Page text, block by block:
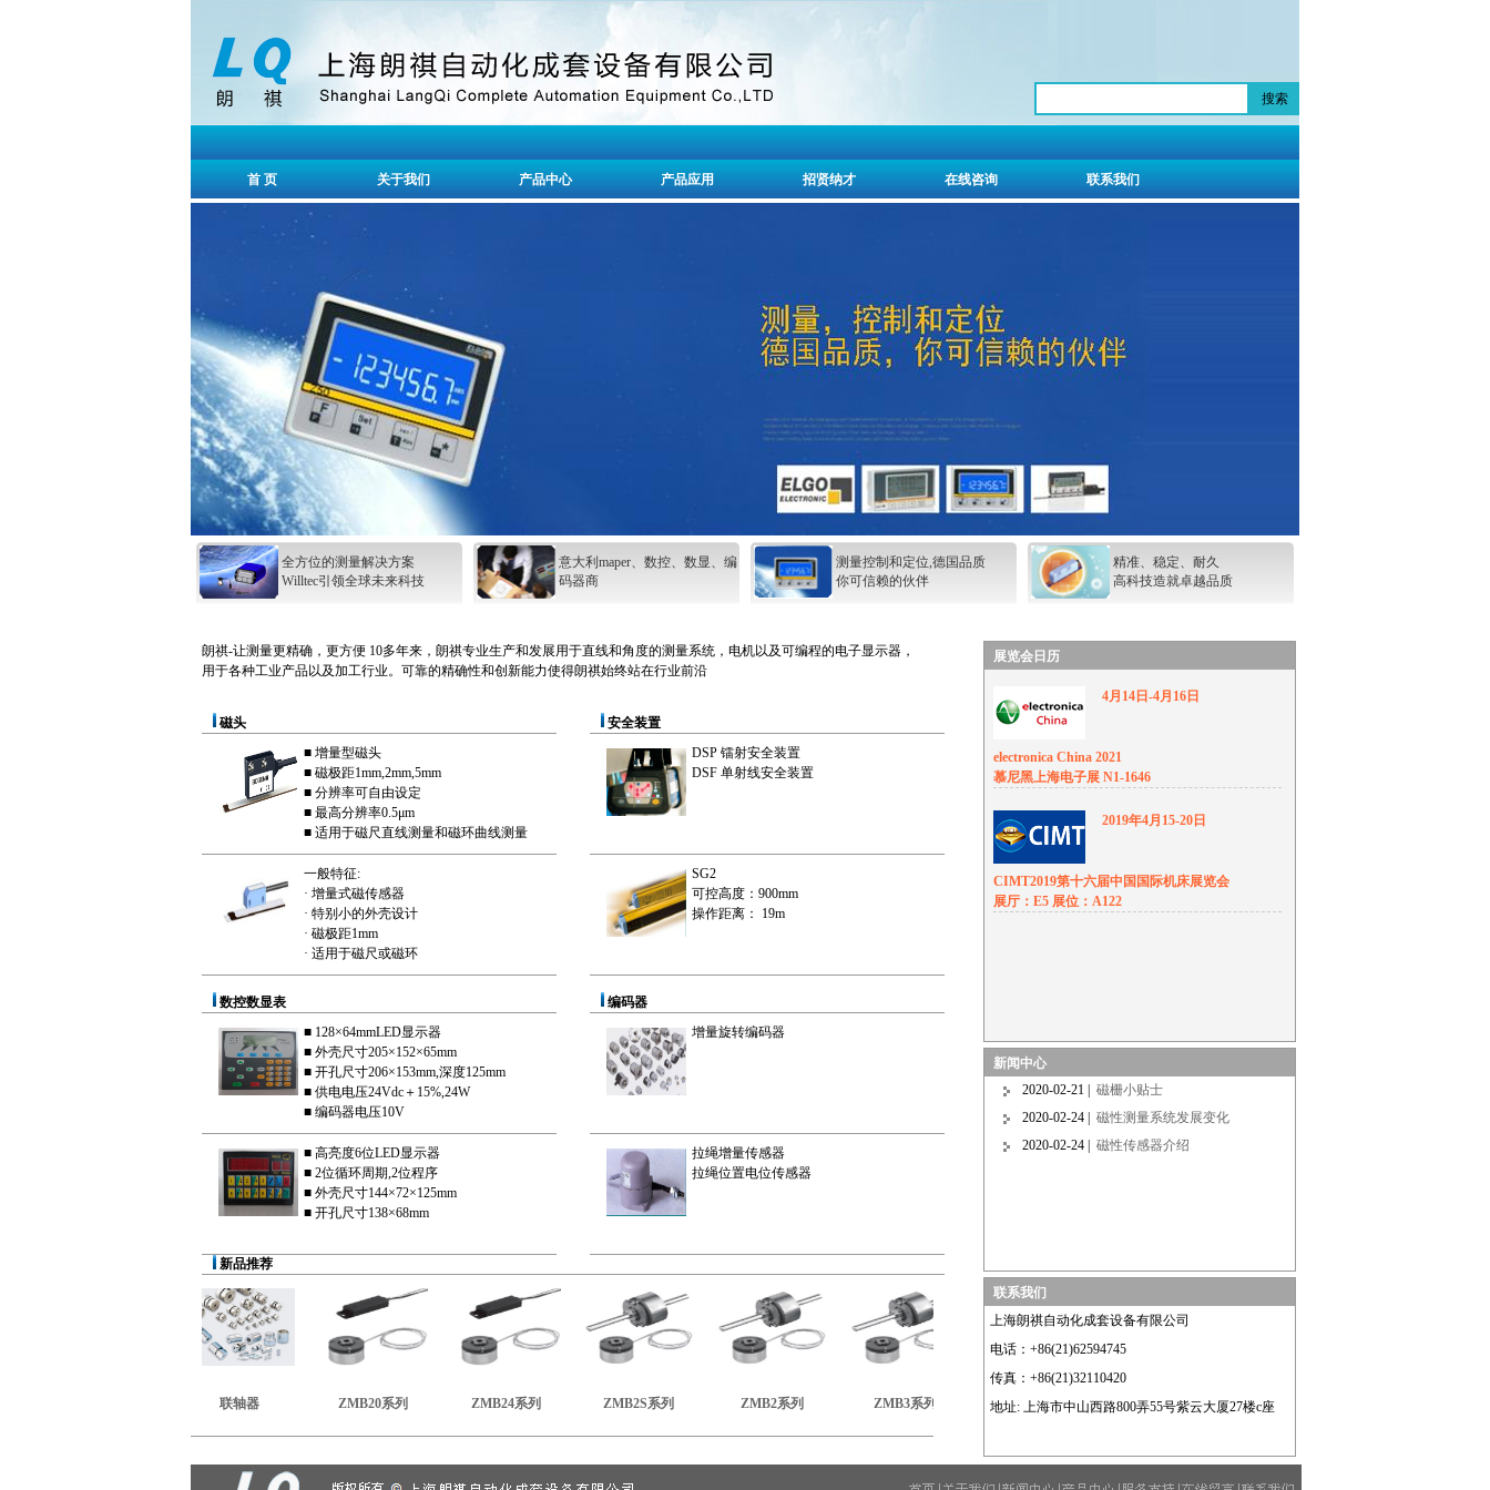
搜索
首 页 关于我们 产品中心 产品应用 招贤纳才 在线咨询 联系我们
全方位的测量解决方案
Willtec引领全球未来科技
意大利maper、数控、数显、编
码器商
测量控制和定位,德国品质
你可信赖的伙伴
精准、稳定、耐久
高科技造就卓越品质
朗祺-让测量更精确，更方便 10多年来，朗祺专业生产和发展用于直线和角度的测量系统，电机以及可编程的电子显示器，
用于各种工业产品以及加工行业。可靠的精确性和创新能力使得朗祺始终站在行业前沿
磁头
■ 增量型磁头
■ 磁极距1mm,2mm,5mm
■ 分辨率可自由设定
■ 最高分辨率0.5μm
■ 适用于磁尺直线测量和磁环曲线测量
一般特征:
· 增量式磁传感器
· 特别小的外壳设计
· 磁极距1mm
· 适用于磁尺或磁环
数控数显表
■ 128×64mmLED显示器
■ 外壳尺寸205×152×65mm
■ 开孔尺寸206×153mm,深度125mm
■ 供电电压24Vdc＋15%,24W
■ 编码器电压10V
■ 高亮度6位LED显示器
■ 2位循环周期,2位程序
■ 外壳尺寸144×72×125mm
■ 开孔尺寸138×68mm
安全装置
DSP 镭射安全装置
DSF 单射线安全装置
SG2
可控高度：900mm
操作距离： 19m
编码器
增量旋转编码器
拉绳增量传感器
拉绳位置电位传感器
新品推荐
联轴器
ZMB20系列
ZMB24系列
ZMB2S系列
ZMB2系列
ZMB3系列
>
PS-211
PS-111
磁式接近传感器
展览会日历
4月14日-4月16日
electronica China 2021
慕尼黑上海电子展 N1-1646
2019年4月15-20日
CIMT2019第十六届中国国际机床展览会
展厅：E5 展位：A122
新闻中心
2020-02-21 | 磁栅小贴士
2020-02-24 | 磁性测量系统发展变化
2020-02-24 | 磁性传感器介绍
联系我们
上海朗祺自动化成套设备有限公司
电话：+86(21)62594745
传真：+86(21)32110420
地址: 上海市中山西路800弄55号紫云大厦27楼c座